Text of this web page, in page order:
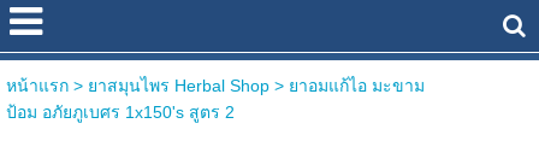
หน้าแรก> ยาสมุนไพร Herbal Shop > ยาอมแก้ไอ มะขาม
ป้อม อภัยภูเบศร 1x150's สูตร 2